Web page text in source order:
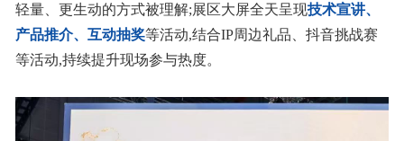
轻量、更生动的方式被理解;展区大屏全天呈现技术宣讲、
产品推介、互动抽奖等活动,结合IP周边礼品、抖音挑战赛
等活动,持续提升现场参与热度。